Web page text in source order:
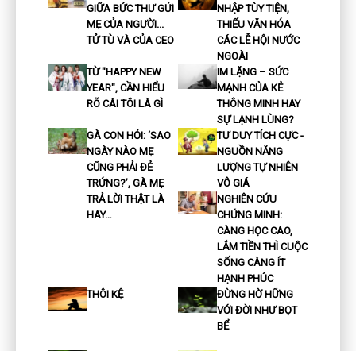
GIỮA BỨC THƯ GỬI
MẸ CỦA NGƯỜI...
TỬ TÙ VÀ CỦA CEO
NHẬP TÙY TIỆN,
THIẾU VĂN HÓA
CÁC LỄ HỘI NƯỚC
NGOÀI
TỪ "HAPPY NEW
YEAR", CẦN HIỂU
RÕ CÁI TÔI LÀ GÌ
IM LẶNG – SỨC
MẠNH CỦA KẺ
THÔNG MINH HAY
SỰ LẠNH LÙNG?
GÀ CON HỎI: ‘SAO
NGÀY NÀO MẸ
CŨNG PHẢI ĐẺ
TRỨNG?’, GÀ MẸ
TRẢ LỜI THẬT LÀ
HAY…
TƯ DUY TÍCH CỰC -
NGUỒN NĂNG
LƯỢNG TỰ NHIÊN
VÔ GIÁ
NGHIÊN CỨU
CHỨNG MINH:
CÀNG HỌC CAO,
LẮM TIỀN THÌ CUỘC
SỐNG CÀNG ÍT
HẠNH PHÚC
THÔI KỆ
ĐỪNG HỜ HỮNG
VỚI ĐỜI NHƯ BỌT
BỂ